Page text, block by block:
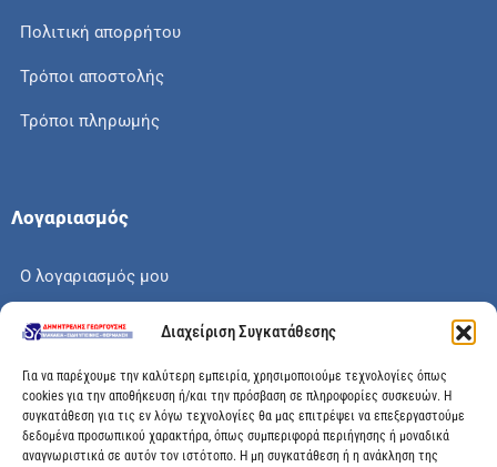
Διαχείριση Συγκατάθεσης
Για να παρέχουμε την καλύτερη εμπειρία, χρησιμοποιούμε τεχνολογίες όπως
cookies για την αποθήκευση ή/και την πρόσβαση σε πληροφορίες συσκευών. Η
συγκατάθεση για τις εν λόγω τεχνολογίες θα μας επιτρέψει να επεξεργαστούμε
δεδομένα προσωπικού χαρακτήρα, όπως συμπεριφορά περιήγησης ή μοναδικά
αναγνωριστικά σε αυτόν τον ιστότοπο. Η μη συγκατάθεση ή η ανάκληση της
Πολιτική απορρήτου
Τρόποι αποστολής
Τρόποι πληρωμής
Λογαριασμός
Ο λογαριασμός μου
Το καλάθι μου
Check out
Διεύθυνση